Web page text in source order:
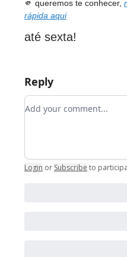
🫵 queremos te conhecer,
rápida aqui
até sexta!
Reply
Add your comment
Login or Subscribe to